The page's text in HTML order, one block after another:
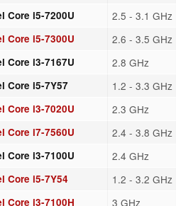
Core i5-7200U 2.5 - 3.1 GHz
Core i5-7300U 2.6 - 3.5 GHz
Core i3-7167U 2.8 GHz
Core i5-7Y57 1.2 - 3.3 GHz
Core i3-7020U 2.3 GHz
Core i7-7560U 2.4 - 3.8 GHz
Core i3-7100U 2.4 GHz
Core i5-7Y54 1.2 - 3.2 GHz
Core i3-7100H 3 GHz